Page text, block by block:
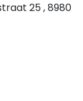
25 , 8980